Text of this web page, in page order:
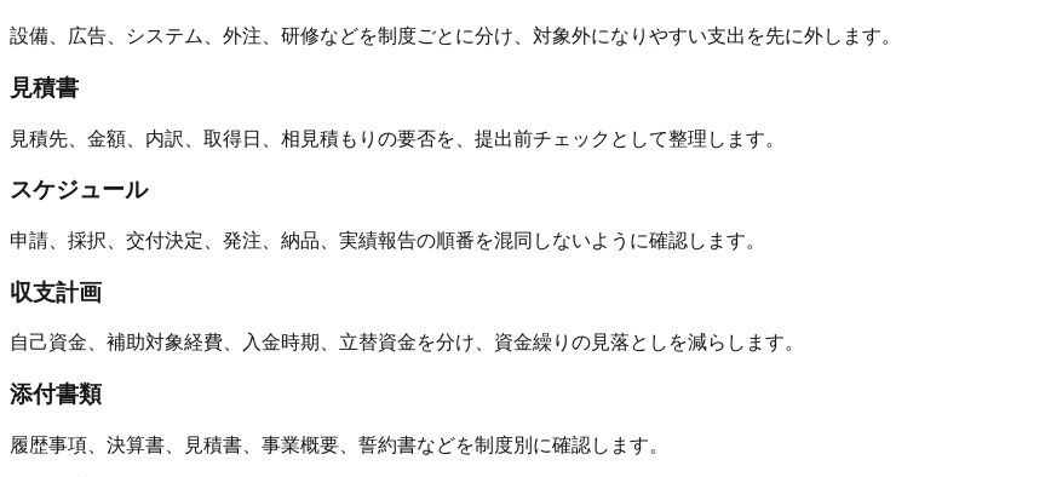
設備、広告、システム、外注、研修などを制度ごとに分け、対象外になりやすい支出を先に外します。
見積書
見積先、金額、内訳、取得日、相見積もりの要否を、提出前チェックとして整理します。
スケジュール
申請、採択、交付決定、発注、納品、実績報告の順番を混同しないように確認します。
収支計画
自己資金、補助対象経費、入金時期、立替資金を分け、資金繰りの見落としを減らします。
添付書類
履歴事項、決算書、見積書、事業概要、誓約書などを制度別に確認します。